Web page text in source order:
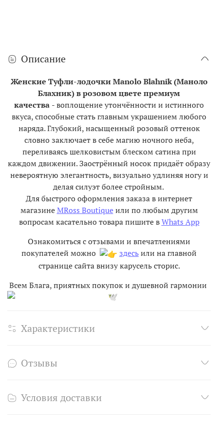
Описание
Женские Туфли-лодочки Manolo Blahnik (Маноло
Блахник) в розовом цвете премиум
качества -воплощение утончённости и истинного
вкуса, способные стать главным украшением любого
наряда. Глубокий, насыщенный розовый оттенок
словно заключает в себе магию ночного неба,
переливаясь шелковистым блеском сатина при
каждом движении. Заострённый носок придаёт образу
невероятную элегантность, визуально удлиняя ногу и
делая силуэт более стройным.
Для быстрого оформления заказа в интернет
магазинеMRoss Boutiqueили по любым другим
вопросам касательно товара пишите вWhats App
Ознакомиться с отзывами и впечатлениями
покупателей можно
здесьили на главной
странице сайта внизу карусель сторис.
Всем Блага, приятных покупок и душевной гармонии
Характеристики
Отзывы
Условия доставки